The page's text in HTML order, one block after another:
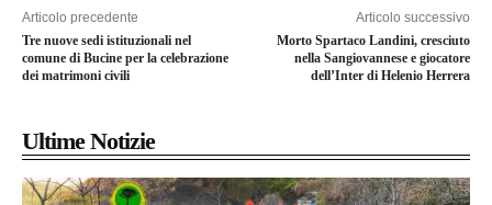
Articolo precedente
Tre nuove sedi istituzionali nel
comune di Bucine per la celebrazione
dei matrimoni civili
Articolo successivo
Morto Spartaco Landini, cresciuto
nella Sangiovannese e giocatore
dell’Inter di Helenio Herrera
Ultime Notizie